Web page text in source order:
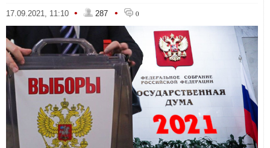
17.09.2021, 11:10 • 287 • 0